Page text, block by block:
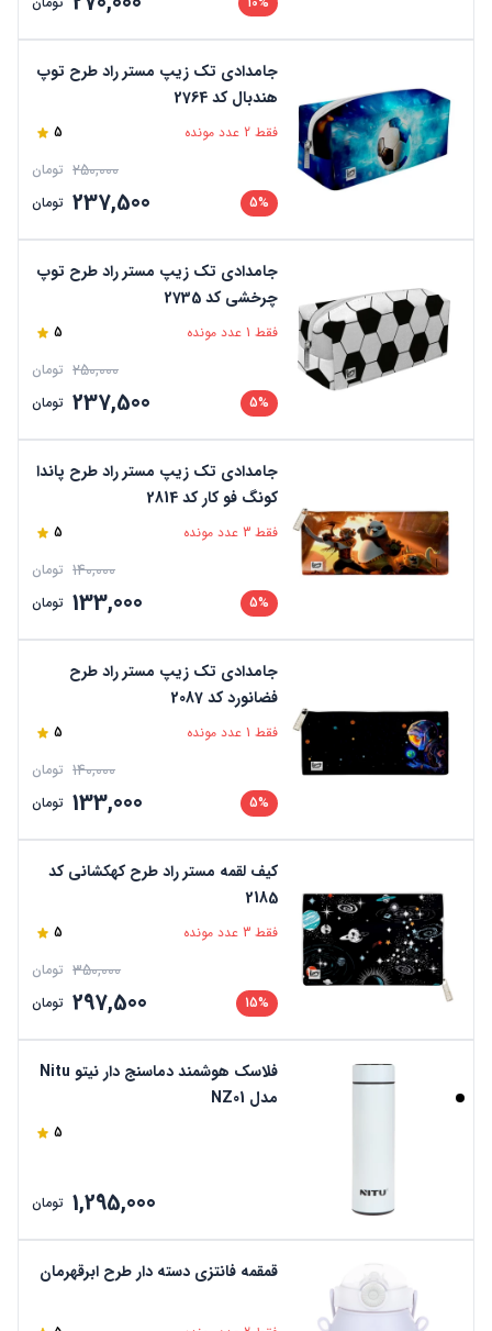
جامدادی تک زیپ مستر راد طرح توپ
هندبال کد 2764
فقط 2 عدد مونده 5
250,000 تومان
5%
237,500 تومان
جامدادی تک زیپ مستر راد طرح توپ
چرخشی کد 2735
فقط 1 عدد مونده 5
250,000 تومان
5%
237,500 تومان
جامدادی تک زیپ مستر راد طرح پاندا
کونگ فو کار کد 2814
فقط 3 عدد مونده 5
140,000 تومان
5%
133,000 تومان
جامدادی تک زیپ مستر راد طرح
فضانورد کد 2087
فقط 1 عدد مونده 5
140,000 تومان
5%
133,000 تومان
کیف لقمه مستر راد طرح کهکشانی کد
2185
فقط 3 عدد مونده 5
350,000 تومان
15%
297,500 تومان
فلاسک هوشمند دماسنج دار نیتو Nitu
مدل NZ01
5
1,295,000 تومان
قمقمه فانتزی دسته دار طرح ابرقهرمان